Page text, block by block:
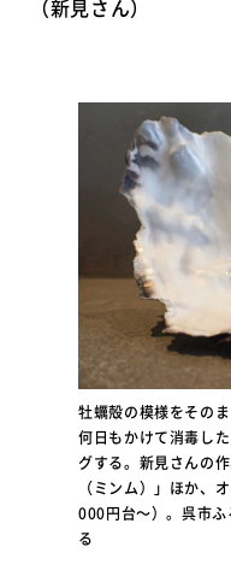
（新見さん）
牡蠣殻の模様をその
何日もかけて消毒し
グする。新見さんの
（ミンム）」ほか、
000円台〜）。呉市
る